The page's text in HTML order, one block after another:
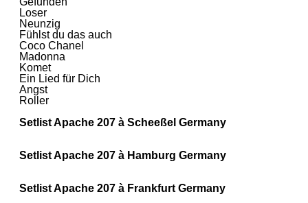
Loser
Neunzig
Fühlst du das auch
Coco Chanel
Madonna
Komet
Ein Lied für Dich
Angst
Roller
Setlist Apache 207 à Scheeßel Germany
Setlist Apache 207 à Hamburg Germany
Setlist Apache 207 à Frankfurt Germany